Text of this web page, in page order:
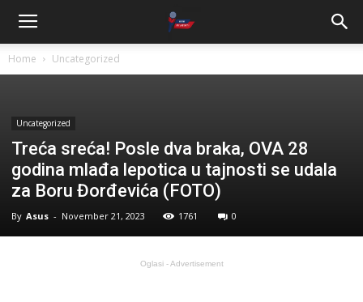
Home Uncategorized
Uncategorized
Treća sreća! Posle dva braka, OVA 28
godina mlađa lepotica u tajnosti se udala
za Boru Đorđevića (FOTO)
By Asus - November 21, 2023 1761 0
Oglasi - Advertisement